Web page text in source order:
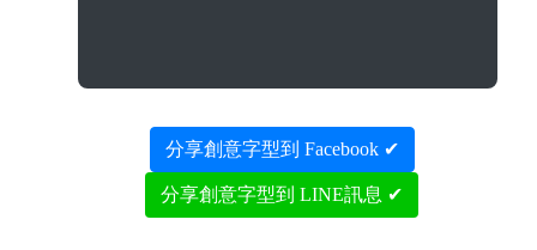
分享創意字型到 Facebook ✔
分享創意字型到 LINE訊息 ✔